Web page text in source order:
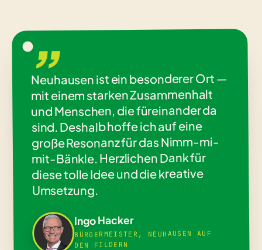
„
Neuhausen ist ein besonderer Ort —
mit einem starken Zusammenhalt
und Menschen, die füreinander da
sind. Deshalb hoffe ich auf eine
große Resonanz für das Nimm-mi-
mit-Bänkle. Herzlichen Dank für
diese tolle Idee und die kreative
Umsetzung.
Ingo Hacker
BÜRGERMEISTER, NEUHAUSEN AUF
DEN FILDERN